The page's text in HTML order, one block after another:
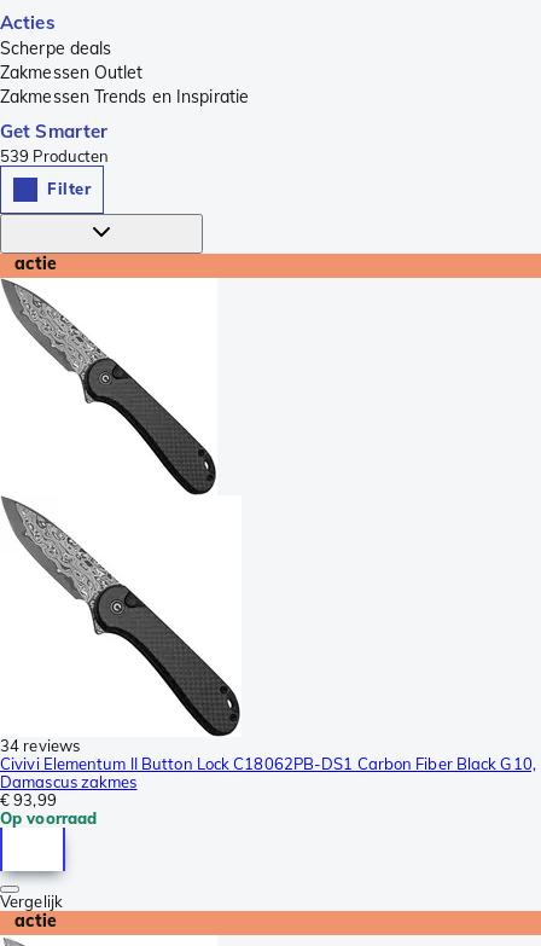
Acties
Scherpe deals
Zakmessen Outlet
Zakmessen Trends en Inspiratie
Get Smarter
539 Producten
Filter
actie
34 reviews
Civivi Elementum II Button Lock C18062PB-DS1 Carbon Fiber Black G10,
Damascus zakmes
€ 93,99
Op voorraad
Vergelijk
actie